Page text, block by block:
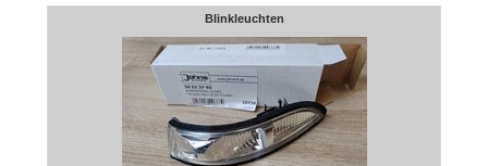
Blinkleuchten